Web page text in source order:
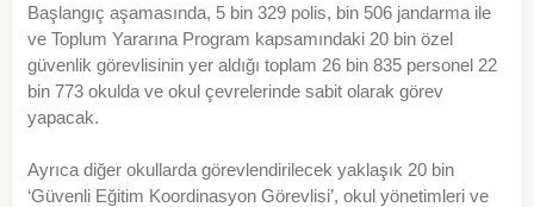
Başlangıç aşamasında, 5 bin 329 polis, bin 506 jandarma ile
ve Toplum Yararına Program kapsamındaki 20 bin özel
güvenlik görevlisinin yer aldığı toplam 26 bin 835 personel 22
bin 773 okulda ve okul çevrelerinde sabit olarak görev
yapacak.
Ayrıca diğer okullarda görevlendirilecek yaklaşık 20 bin
‘Güvenli Eğitim Koordinasyon Görevlisi’, okul yönetimleri ve